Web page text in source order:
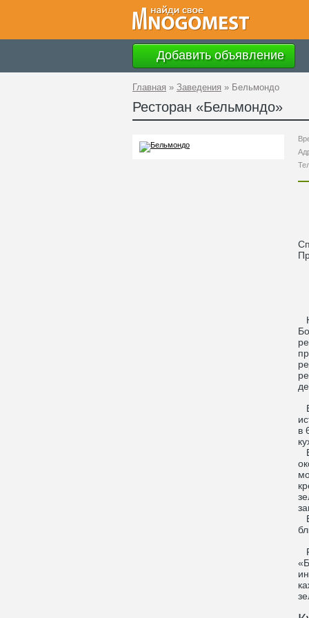
Добавить объявление
Главная » Заведения » Бельмондо
Ресторан «Бельмондо»
в